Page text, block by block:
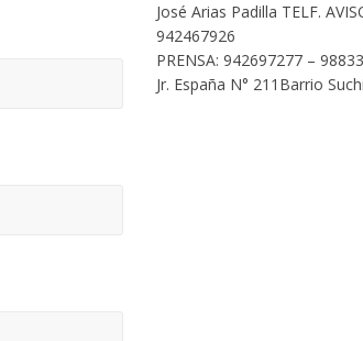
José Arias Padilla TELF.
942467926
PRENSA: 942697277 –
Jr. España N° 211Barrio